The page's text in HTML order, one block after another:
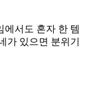
에서도 혼자 한 템
가 있으면 분위기